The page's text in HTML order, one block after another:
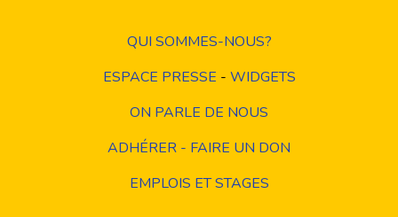
QUI SOMMES-NOUS?
ESPACE PRESSE - WIDGETS
ON PARLE DE NOUS
ADHÉRER - FAIRE UN DON
EMPLOIS ET STAGES